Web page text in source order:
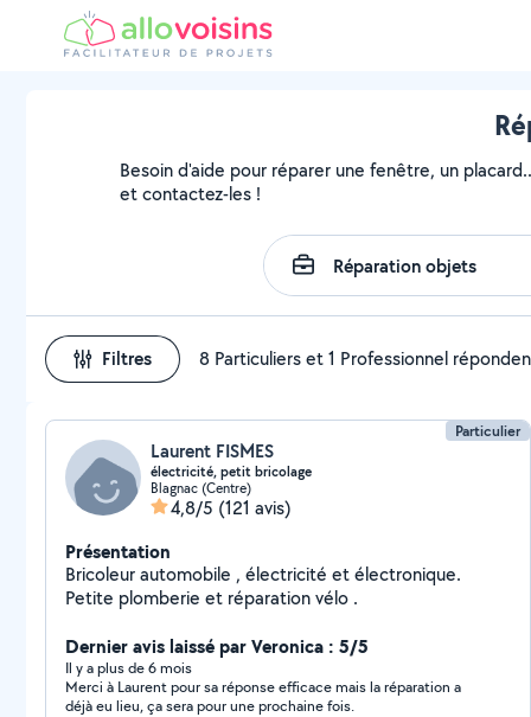
Besoin d'aide pour réparer une fenêtre, un
et contactez-les !
Filtres 8 Particuliers et 1 Professionnel
Particulier
Laurent FISMES
électricité, petit bricolage
Blagnac (Centre)
4,8/5 (121 avis)
Présentation
Bricoleur automobile , électricité et électronique.
Petite plomberie et réparation vélo .
Dernier avis laissé par Veronica : 5/5
Il y a plus de 6 mois
Merci à Laurent pour sa réponse efficace mais la réparation a
déjà eu lieu, ça sera pour une prochaine fois.